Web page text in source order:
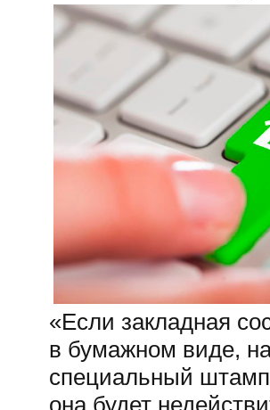
«Если закладная
в бумажном виде,
специальный